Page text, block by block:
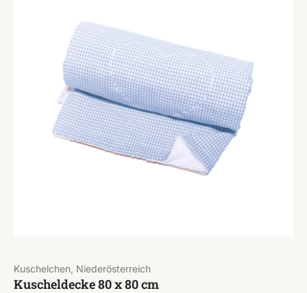
Kuschelchen, Niederösterreich
Kuscheldecke 80 x 80 cm